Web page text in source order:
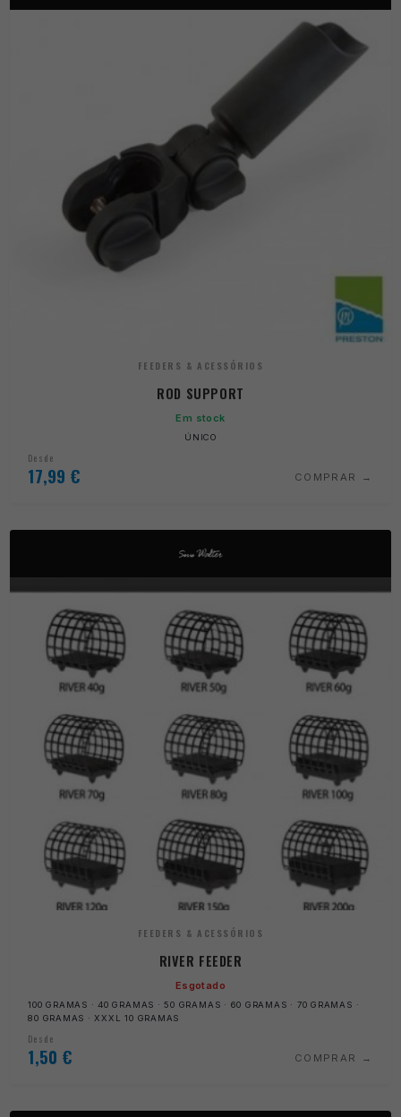
FEEDERS & ACESSÓRIOS
ROD SUPPORT
Em stock
ÚNICO
Desde
17,99 € COMPRAR
FEEDERS & ACESSÓRIOS
RIVER FEEDER
Esgotado
100 GRAMAS · 40 GRAMAS · 50 GRAMAS · 60 GRAMAS · 70 GRAMAS ·
80 GRAMAS · XXXL 10 GRAMAS
Desde
1,50 € COMPRAR